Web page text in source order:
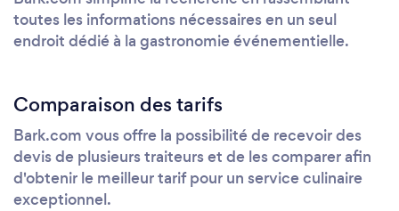
toutes les informations nécessaires en un seul
endroit dédié à la gastronomie événementielle.
Comparaison des tarifs
Bark.com vous offre la possibilité de recevoir des
devis de plusieurs traiteurs et de les comparer afin
d'obtenir le meilleur tarif pour un service culinaire
exceptionnel.